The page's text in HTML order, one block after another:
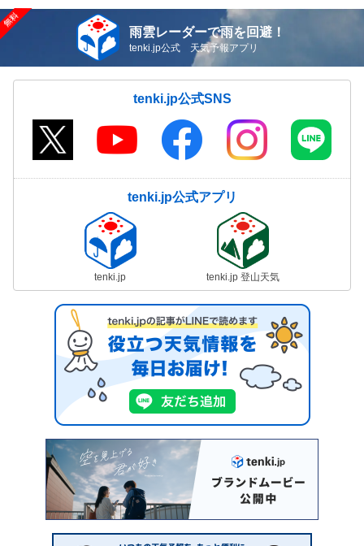
雨雲レーダーで雨を回避！
tenki.jp公式 天気予報アプリ
tenki.jp公式SNS
tenki.jp公式アプリ
tenki.jp tenki.jp 登山天気